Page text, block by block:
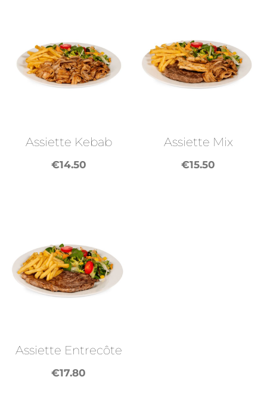
Assiette Kebab
€14.50
Assiette Mix
€15.50
Assiette Entrecôte
€17.80